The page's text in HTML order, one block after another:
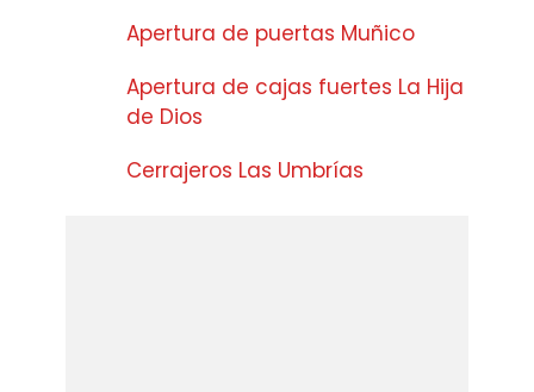
Apertura de puertas Muñico
Apertura de cajas fuertes La Hija
de Dios
Cerrajeros Las Umbrías